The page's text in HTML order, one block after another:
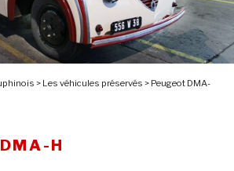
> Les véhicules préservés > Peugeot DMA-
H